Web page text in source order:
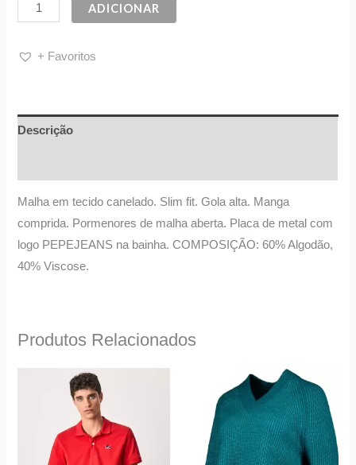
ADICIONAR
+ Favoritos
Descrição
Malha em tecido canelado. Slim fit. Gola alta. Manga
comprida. Pormenores de malha aberta. Placa de metal com
logo PEPEJEANS na bainha. COMPOSIÇÃO: 60% Algodão,
40% Viscose.
Produtos Relacionados
preço
original
49,90 €.
O
preço
atual
é:
39,90 €.
has
multiple
This
product
has
multiple